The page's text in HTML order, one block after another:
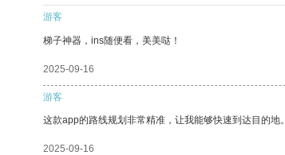
游客
梯子神器，ins随便看，美美哒！
2025-09-16
游客
这款app的路线规划非常精准，让我能够快速到达目的地。
2025-09-16